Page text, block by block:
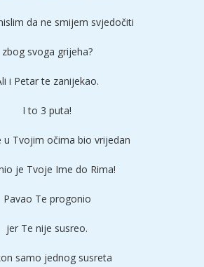
da ne smijem svjedočiti
zbog svoga grijeha?
i Petar te zanijekao.
I to 3 puta!
u Tvojim očima bio vrijedan
je Tvoje Ime do Rima!
Pavao Te progonio
jer Te nije susreo.
samo jednog susreta